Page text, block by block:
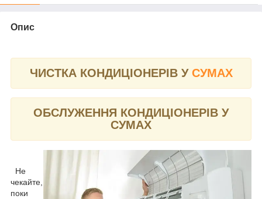
Опис
ЧИСТКА КОНДИЦІОНЕРІВ У СУМАХ
ОБСЛУЖЕННЯ КОНДИЦІОНЕРІВ У
СУМАХ
Не
чекайте,
поки